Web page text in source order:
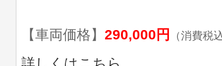
【車両価格】 290,000円 （消費税